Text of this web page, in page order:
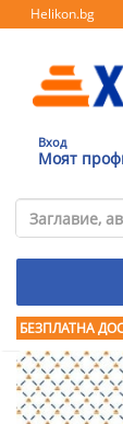
Helikon.bg
Вход
Моят
БЕЗПЛАТНА